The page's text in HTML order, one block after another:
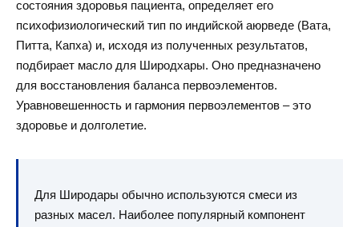
состояния здоровья пациента, определяет его
психофизиологический тип по индийской аюрведе (Вата,
Питта, Капха) и, исходя из полученных результатов,
подбирает масло для Широдхары. Оно предназначено
для восстановления баланса первоэлементов.
Уравновешенность и гармония первоэлементов – это
здоровье и долголетие.
Для Широдары обычно используются смеси из
разных масел. Наиболее популярный компонент